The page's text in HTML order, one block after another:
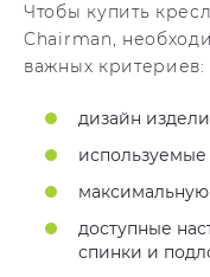
Чтобы купить
Chairman,
важных критериев:
дизайн
максимальную
доступные
спинки и